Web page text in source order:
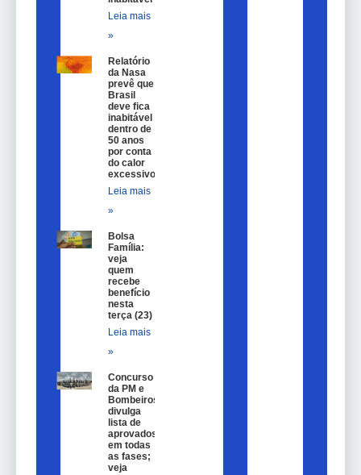
Leia mais
»
Relatório
da Nasa
prevê que
Brasil
deve fica
inabitável
dentro de
50 anos
por conta
do calor
excessivo
Leia mais
»
Bolsa
Família:
veja
quem
recebe
benefício
nesta
terça (23)
Leia mais
»
Concurso
da PM e
Bombeiros
divulga
lista de
aprovados
em todas
as fases;
veja